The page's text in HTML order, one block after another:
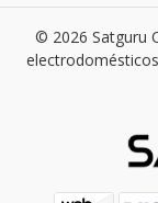
© 2026 Satguru